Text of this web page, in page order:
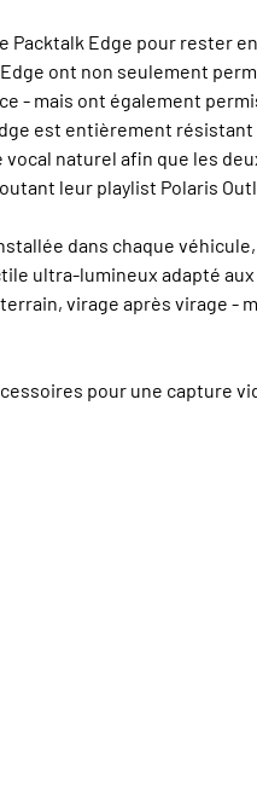
Packtalk Edge pour rester
ont non seulement
- mais ont également
est entièrement
naturel afin que les
leur playlist Polaris
dans chaque
ultra-lumineux adapté aux
virage après virage -
pour une capture